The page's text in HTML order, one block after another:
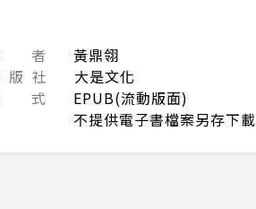
者
黃鼎翎
版 社
大是文化
式
EPUB(流動版面)
不提供電子書檔案另存下載